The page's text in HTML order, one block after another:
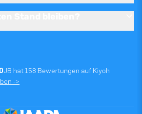
JB hat 158 Bewertungen auf Kiyoh
->